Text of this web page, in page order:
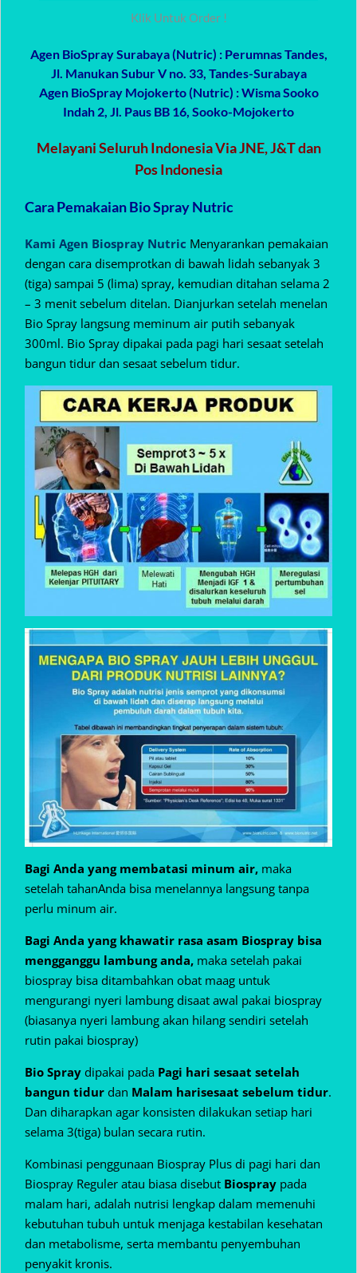
Klik Untuk Order !
Agen BioSpray Surabaya (Nutric) : Perumnas Tandes,
Jl. Manukan Subur V no. 33, Tandes-Surabaya
Agen BioSpray Mojokerto (Nutric) : Wisma Sooko
Indah 2, Jl. Paus BB 16, Sooko-Mojokerto
Melayani Seluruh Indonesia Via JNE, J&T dan
Pos Indonesia
Cara Pemakaian Bio Spray Nutric
Kami Agen Biospray Nutric Menyarankan pemakaian
dengan cara disemprotkan di bawah lidah sebanyak 3
(tiga) sampai 5 (lima) spray, kemudian ditahan selama 2
– 3 menit sebelum ditelan. Dianjurkan setelah menelan
Bio Spray langsung meminum air putih sebanyak
300ml. Bio Spray dipakai pada pagi hari sesaat setelah
bangun tidur dan sesaat sebelum tidur.
Bagi Anda yang membatasi minum air, maka
setelah tahanAnda bisa menelannya langsung tanpa
perlu minum air.
Bagi Anda yang khawatir rasa asam Biospray bisa
mengganggu lambung anda, maka setelah pakai
biospray bisa ditambahkan obat maag untuk
mengurangi nyeri lambung disaat awal pakai biospray
(biasanya nyeri lambung akan hilang sendiri setelah
rutin pakai biospray)
Bio Spray dipakai pada Pagi hari sesaat setelah
bangun tidur dan Malam harisesaat sebelum tidur.
Dan diharapkan agar konsisten dilakukan setiap hari
selama 3(tiga) bulan secara rutin.
Kombinasi penggunaan Biospray Plus di pagi hari dan
Biospray Reguler atau biasa disebut Biospray pada
malam hari, adalah nutrisi lengkap dalam memenuhi
kebutuhan tubuh untuk menjaga kestabilan kesehatan
dan metabolisme, serta membantu penyembuhan
penyakit kronis.